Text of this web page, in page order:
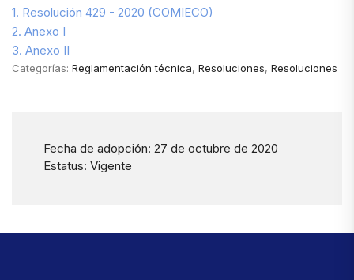
1. Resolución 429 - 2020 (COMIECO)
2. Anexo I
3. Anexo II
Categorías: Reglamentación técnica, Resoluciones, Resoluciones
Fecha de adopción: 27 de octubre de 2020
Estatus: Vigente